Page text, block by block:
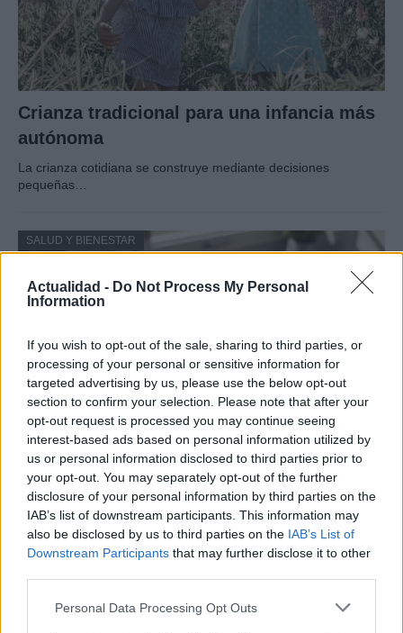
Actualidad - Do Not Process My Personal
Information
If you wish to opt-out of the sale, sharing to third parties, or
processing of your personal or sensitive information for
targeted advertising by us, please use the below opt-out
section to confirm your selection. Please note that after your
opt-out request is processed you may continue seeing
interest-based ads based on personal information utilized by
us or personal information disclosed to third parties prior to
your opt-out. You may separately opt-out of the further
disclosure of your personal information by third parties on the
IAB’s list of downstream participants. This information may
also be disclosed by us to third parties on the IAB’s List of
Downstream Participants that may further disclose it to other
Please note that this website/app uses one or more Google
Personal Data Processing Opt Outs
Crianza tradicional para una infancia más
autónoma
La crianza cotidiana se construye mediante decisiones
pequeñas…
SALUD Y BIENESTAR
Guía para delegar tareas y evitar la
sobrecarga emocional
El cuidado de otros puede convertirse en una…